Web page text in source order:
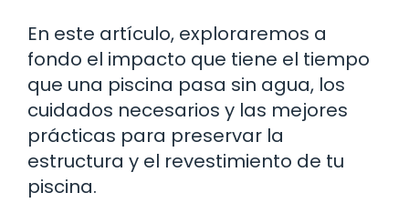
En este artículo, exploraremos a
fondo el impacto que tiene el tiempo
que una piscina pasa sin agua, los
cuidados necesarios y las mejores
prácticas para preservar la
estructura y el revestimiento de tu
piscina.